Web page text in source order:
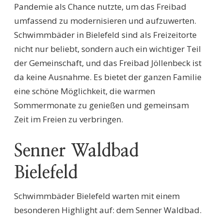
Pandemie als Chance nutzte, um das Freibad
umfassend zu modernisieren und aufzuwerten.
Schwimmbäder in Bielefeld sind als Freizeitorte
nicht nur beliebt, sondern auch ein wichtiger Teil
der Gemeinschaft, und das Freibad Jöllenbeck ist
da keine Ausnahme. Es bietet der ganzen Familie
eine schöne Möglichkeit, die warmen
Sommermonate zu genießen und gemeinsam
Zeit im Freien zu verbringen.
Senner Waldbad
Bielefeld
Schwimmbäder Bielefeld warten mit einem
besonderen Highlight auf: dem Senner Waldbad.